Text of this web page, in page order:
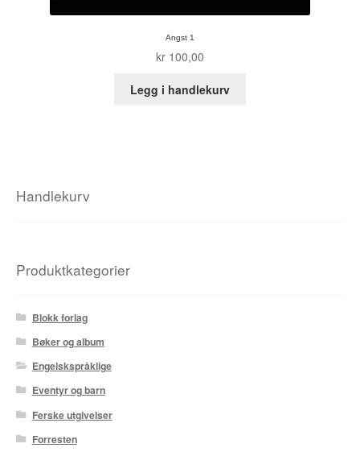
Angst 1
kr 100,00
Legg i handlekurv
Handlekurv
Produktkategorier
Blokk forlag
Bøker og album
Engelskspråklige
Eventyr og barn
Ferske utgivelser
Forresten